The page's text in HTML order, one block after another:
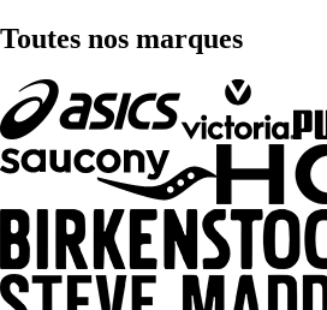
Toutes nos marques